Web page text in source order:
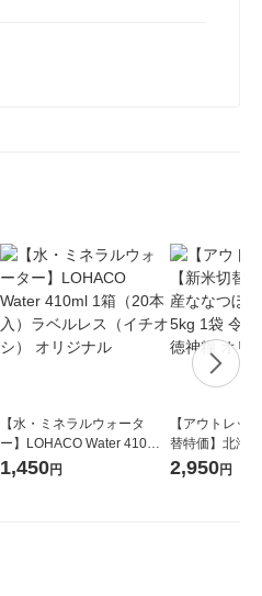
【水・ミネラルウォータ
ー】LOHACO Water 410ml
1箱（20本入）ラベルレス
1,450円
【アウトレッ
替特価】北海
し 精白米 5kg
2,950円